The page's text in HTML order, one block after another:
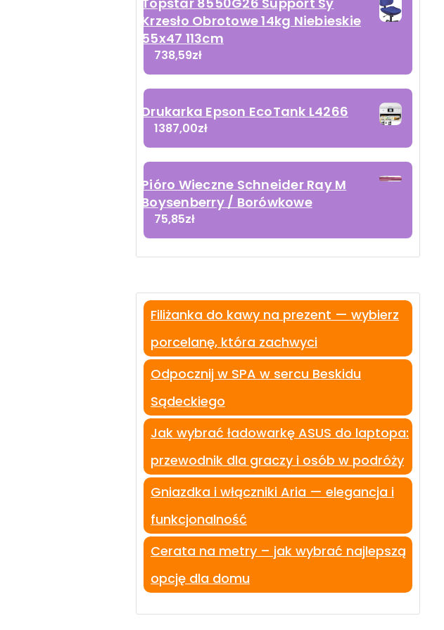
Krzesło Obrotowe 14kg Niebieskie
55x47 113cm
738,59zł
Drukarka Epson EcoTank L4266
1387,00zł
Pióro Wieczne Schneider Ray M
Boysenberry / Borówkowe
75,85zł
Filiżanka do kawy na prezent — wybierz
porcelanę, która zachwyci
Odpocznij w SPA w sercu Beskidu
Sądeckiego
Jak wybrać ładowarkę ASUS do laptopa:
przewodnik dla graczy i osób w podróży
Gniazdka i włączniki Aria — elegancja i
funkcjonalność
Cerata na metry – jak wybrać najlepszą
opcję dla domu